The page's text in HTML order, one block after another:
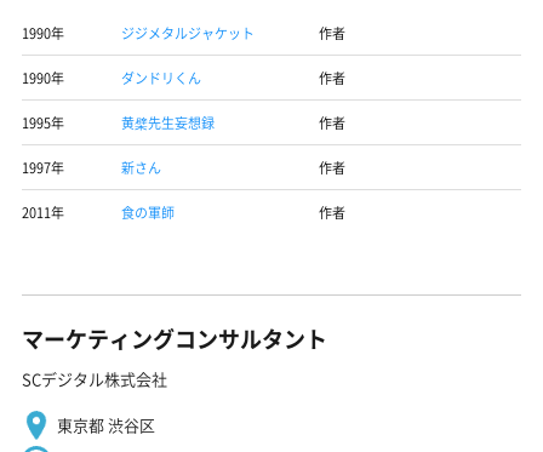
1990年 ジジメタルジャケット 作者
1990年 ダンドリくん 作者
1995年 黄檗先生妄想録 作者
1997年 新さん 作者
2011年 食の軍師 作者
マーケティングコンサルタント
SCデジタル株式会社
東京都 渋谷区